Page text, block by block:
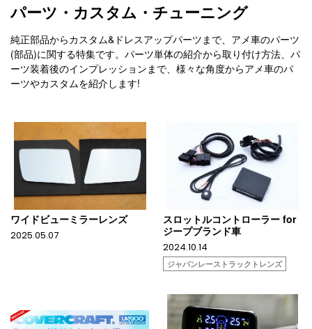
パーツ・カスタム・チューニング
純正部品からカスタム&ドレスアップパーツまで、アメ車のパーツ
(部品)に関する特集です。パーツ単体の紹介から取り付け方法、パ
ーツ装着後のインプレッションまで、様々な角度からアメ車のパ
ーツやカスタムを紹介します!
ワイドビューミラーレンズ
2025.05.07
スロットルコントローラー for
ジープブランド車
2024.10.14
ジャパンレーストラックトレンズ